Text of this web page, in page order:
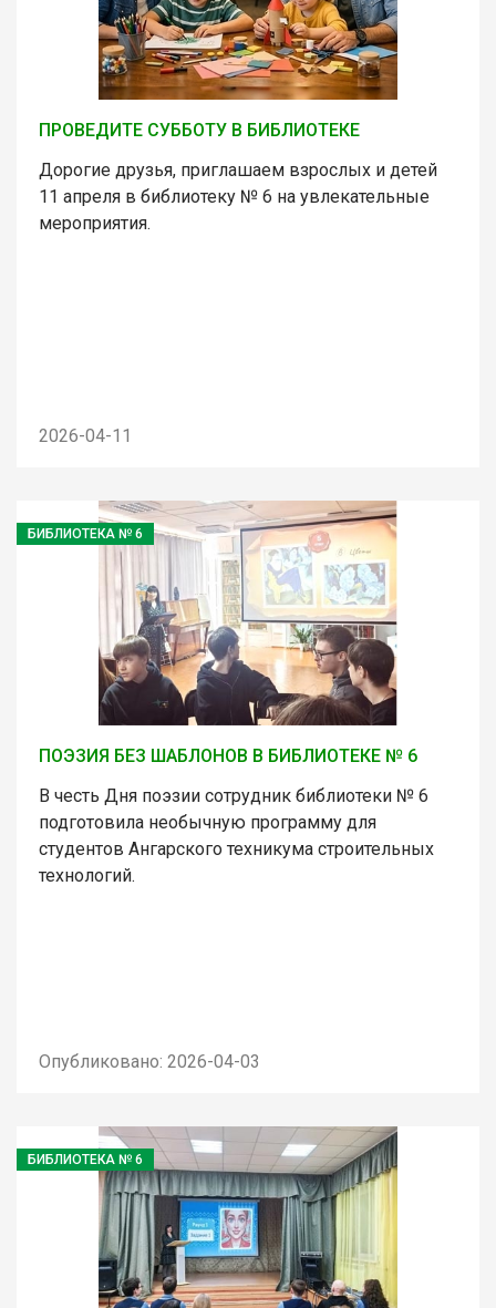
ПРОВЕДИТЕ СУББОТУ В БИБЛИОТЕКЕ
Дорогие друзья, приглашаем взрослых и детей
11 апреля в библиотеку № 6 на увлекательные
мероприятия.
2026-04-11
БИБЛИОТЕКА № 6
ПОЭЗИЯ БЕЗ ШАБЛОНОВ В БИБЛИОТЕКЕ № 6
В честь Дня поэзии сотрудник библиотеки № 6
подготовила необычную программу для
студентов Ангарского техникума строительных
технологий.
Опубликовано: 2026-04-03
БИБЛИОТЕКА № 6